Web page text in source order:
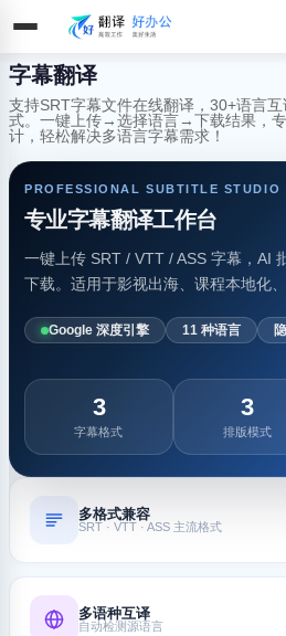
字幕翻译
支持SRT字幕文件在线翻译，30+语言
式。一键上传→选择语言→下载结果，
计，轻松解决多语言字幕需求！
PROFESSIONAL SUBTITLE STUDIO
专业字幕翻译工作台
一键上传 SRT / VTT / ASS 字幕，AI
下载。适用于影视出海、课程本地化、
Google 深度引擎 11 种语言
3
字幕格式
3
排版模式
多格式兼容
SRT · VTT · ASS 主流格式
多语种互译
自动检测源语言